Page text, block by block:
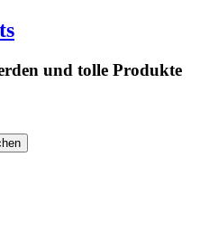
und tolle Produkte